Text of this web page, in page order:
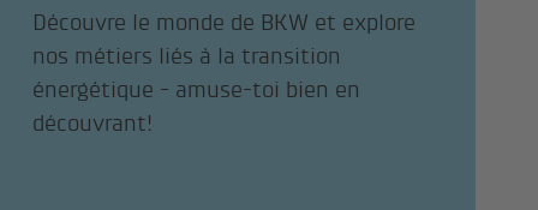
Découvre le monde de BKW et explore
nos métiers liés à la transition
énergétique - amuse-toi bien en
découvrant!